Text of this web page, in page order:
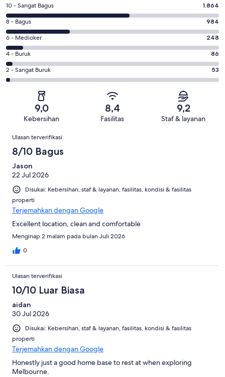
Penilaian
10
-
Sangat
Bagus.
1864
dari
3235
10 - Sangat Bagus 1.864
Penilaian
8
-
Bagus.
984
dari
8 - Bagus 984
Penilaian
6
-
Medioker.
248
6 - Medioker 248
Penilaian
4
-
4 - Buruk 86
Penilaian
2
dari
ulasan
2 - Sangat Buruk 53
9,0
Kebersihan
8,4
Fasilitas
9,2
Staf & layanan
Ulasan
Ulasan terverifikasi
8/10 Bagus
Jason
22 Jul 2026
Disukai: Kebersihan, staf & layanan, fasilitas, kondisi & fasilitas
properti
Terjemahkan dengan Google
Excellent location, clean and comfortable
Menginap 2 malam pada bulan Juli 2026
0
Ulasan terverifikasi
10/10 Luar Biasa
aidan
30 Jul 2026
Disukai: Kebersihan, staf & layanan, fasilitas, kondisi & fasilitas
properti
Terjemahkan dengan Google
Honestly just a good home base to rest at when exploring
Melbourne.